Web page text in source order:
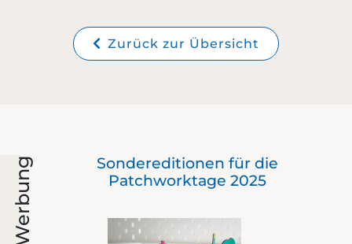
Zurück zur Übersicht
Werbung
Sondereditionen für die
Patchworktage 2025